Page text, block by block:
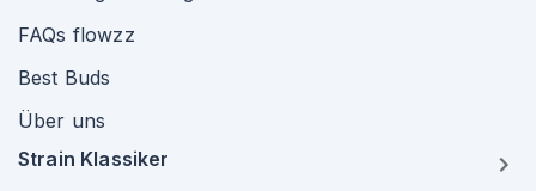
FAQs flowzz
Best Buds
Über uns
Strain Klassiker